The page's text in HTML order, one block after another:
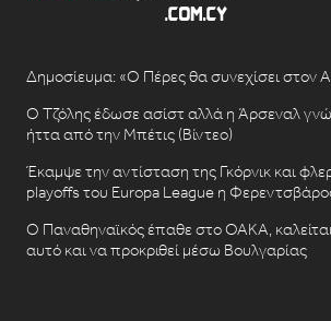
Δημοσίευμα: «Ο Πέρες θα συνεχίσει στον
Ο Τζόλης έδωσε ασίστ αλλά η Άρσεναλ
ήττα από την Μπέτις (Βίντεο)
Έκαμψε την αντίσταση της Γκόρνικ και
playoffs του Europa League η
Ο Παναθηναϊκός έπαθε στο ΟΑΚΑ,
αυτό και να προκριθεί μέσω Βουλγαρίας